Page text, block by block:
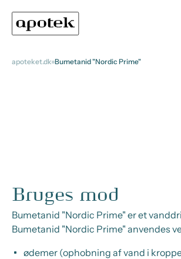
apoteket.dk Bumetanid "Nordic Prime"
Bruges mod
Bumetanid "Nordic Prime" er et
Bumetanid "Nordic Prime" anvendes
ødemer (ophobning af vand i